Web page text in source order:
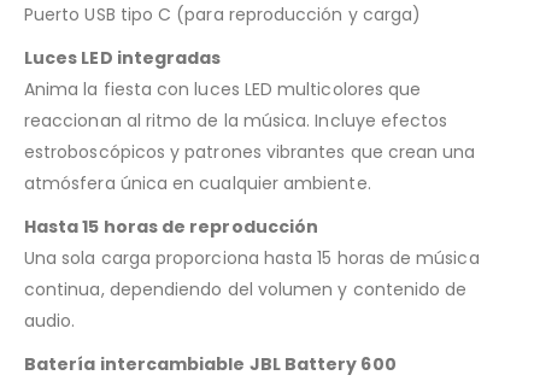
Puerto USB tipo C (para reproducción y carga)
Luces LED integradas
Anima la fiesta con luces LED multicolores que
reaccionan al ritmo de la música. Incluye efectos
estroboscópicos y patrones vibrantes que crean una
atmósfera única en cualquier ambiente.
Hasta 15 horas de reproducción
Una sola carga proporciona hasta 15 horas de música
continua, dependiendo del volumen y contenido de
audio.
Batería intercambiable JBL Battery 600